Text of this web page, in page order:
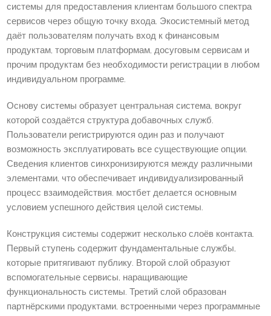
системы для предоставления клиентам большого спектра
сервисов через общую точку входа. Экосистемный метод
даёт пользователям получать вход к финансовым
продуктам, торговым платформам, досуговым сервисам и
прочим продуктам без необходимости регистрации в любом
индивидуальном программе.
Основу системы образует центральная система, вокруг
которой создаётся структура добавочных служб.
Пользователи регистрируются один раз и получают
возможность эксплуатировать все существующие опции.
Сведения клиентов синхронизируются между различными
элементами, что обеспечивает индивидуализированный
процесс взаимодействия. мостбет делается основным
условием успешного действия целой системы.
Конструкция системы содержит несколько слоёв контакта.
Первый ступень содержит фундаментальные службы,
которые притягивают публику. Второй слой образуют
вспомогательные сервисы, наращивающие
функциональность системы. Третий слой образован
партнёрскими продуктами, встроенными через программные